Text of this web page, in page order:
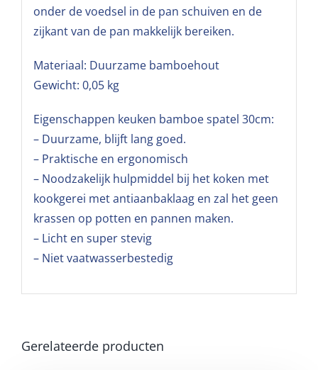
onder de voedsel in de pan schuiven en de
zijkant van de pan makkelijk bereiken.
Materiaal: Duurzame bamboehout
Gewicht: 0,05 kg
Eigenschappen keuken bamboe spatel 30cm:
– Duurzame, blijft lang goed.
– Praktische en ergonomisch
– Noodzakelijk hulpmiddel bij het koken met
kookgerei met antiaanbaklaag en zal het geen
krassen op potten en pannen maken.
– Licht en super stevig
– Niet vaatwasserbestedig
Gerelateerde producten